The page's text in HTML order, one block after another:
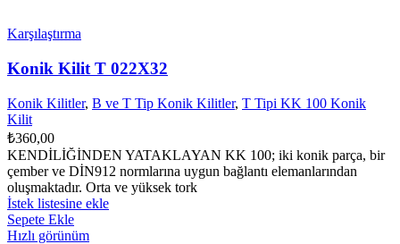
Karşılaştırma
Konik Kilit T 022X32
Konik Kilitler, B ve T Tip Konik Kilitler, T Tipi KK 100 Konik
Kilit
₺360,00
KENDİLİĞİNDEN YATAKLAYAN KK 100; iki konik parça, bir
çember ve DİN912 normlarına uygun bağlantı elemanlarından
oluşmaktadır. Orta ve yüksek tork
İstek listesine ekle
Sepete Ekle
Hızlı görünüm